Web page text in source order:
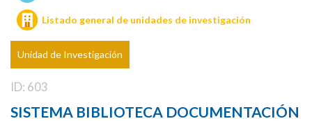
Listado general de unidades de investigación
Unidad de Investigación
ID: 603
SISTEMA BIBLIOTECA DOCUMENTACIÓN